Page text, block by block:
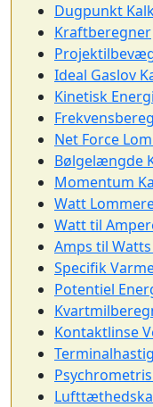
Dugpunkt
Kraftberegner
Ideal Gaslov
Kinetisk
Net Force
Bølgelængde
Momentum
Watt
Watt til
Amps til
Specifik
Potentiel
Kontaktlinse